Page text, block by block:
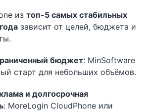
из топ-5 самых стабильных
зависит от целей, бюджета и
бюджет: MinSoftware
старт для небольших объёмов.
и долгосрочная
: MoreLogin CloudPhone или